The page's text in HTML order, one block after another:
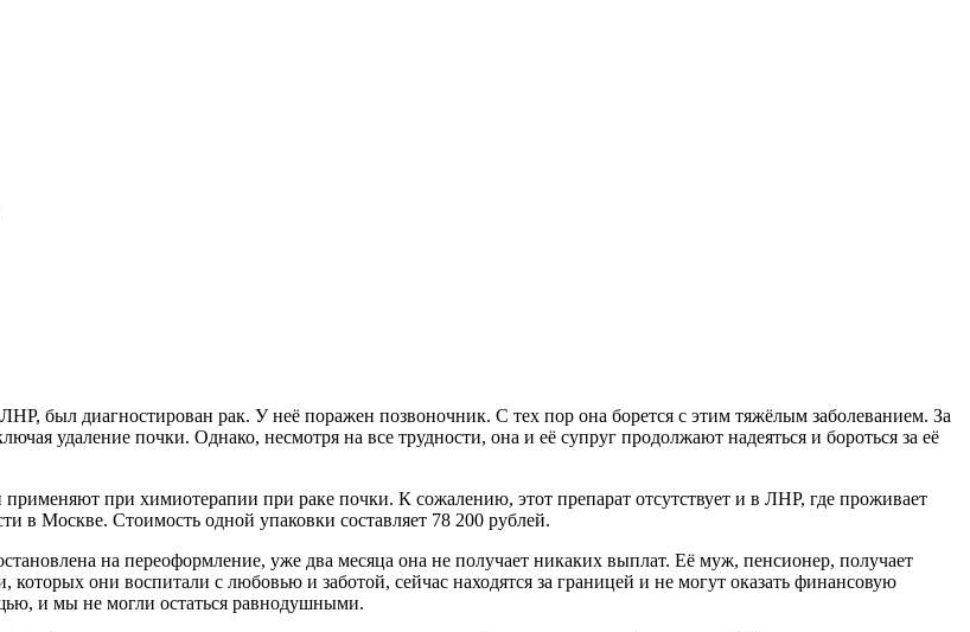
был диагностирован рак. У неё поражен позвоночник. С тех пор она борется с этим тяжёлым заболеванием. За
удаление почки. Однако, несмотря на все трудности, она и её супруг продолжают надеяться и бороться за её
при химиотерапии при раке почки. К сожалению, этот препарат отсутствует и в ЛНР, где проживает
в Москве. Стоимость одной упаковки составляет 78 200 рублей.
на переоформление, уже два месяца она не получает никаких выплат. Её муж, пенсионер, получает
они воспитали с любовью и заботой, сейчас находятся за границей и не могут оказать финансовую
и мы не могли остаться равнодушными.